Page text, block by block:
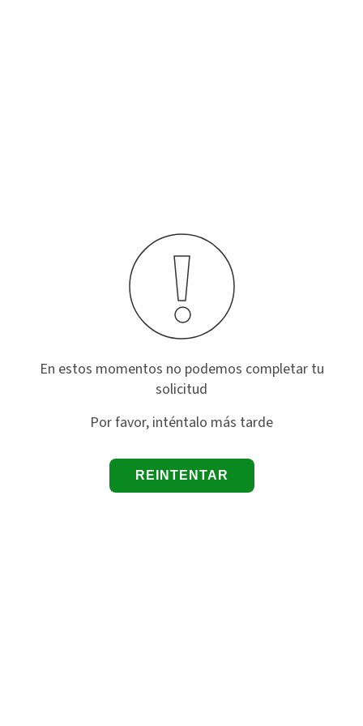
En estos momentos no podemos completar tu
solicitud
Por favor, inténtalo más tarde
REINTENTAR